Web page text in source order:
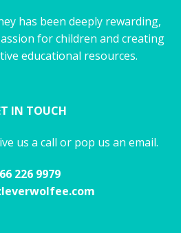
has been deeply rewarding,
for children and creating
educational resources.
IN TOUCH
us a call or pop us an email.
226 9979